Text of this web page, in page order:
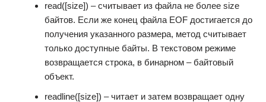
read([size]) – считывает из файла не более size
байтов. Если же конец файла EOF достигается до
получения указанного размера, метод считывает
только доступные байты. В текстовом режиме
возвращается строка, в бинарном – байтовый
объект.
readline([size]) – читает и затем возвращает одну